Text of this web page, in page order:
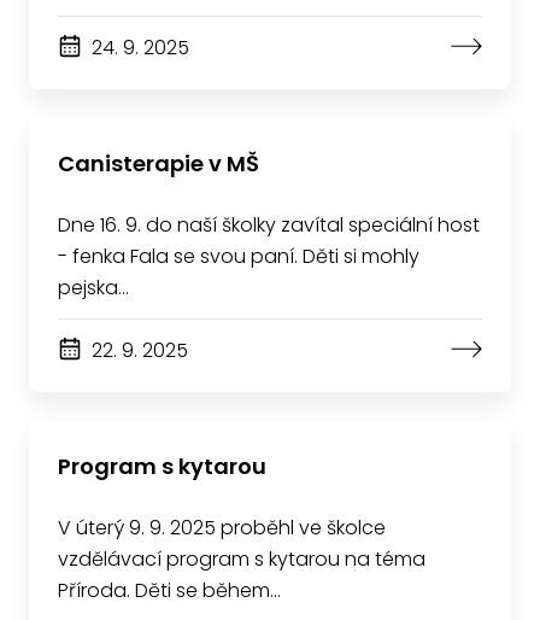
24. 9. 2025
Canisterapie v MŠ
Dne 16. 9. do naší školky zavítal speciální host
- fenka Fala se svou paní. Děti si mohly
pejska…
22. 9. 2025
Program s kytarou
V úterý 9. 9. 2025 proběhl ve školce
vzdělávací program s kytarou na téma
Příroda. Děti se během…